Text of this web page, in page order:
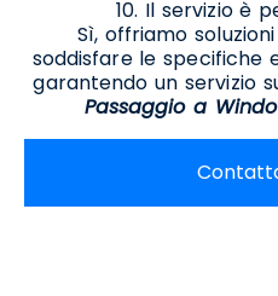
10. Il servizio è
Sì, offriamo
soddisfare le specifiche
garantendo un servizio
Passaggio a